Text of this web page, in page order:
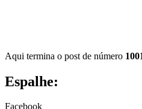
Aqui termina o post de número
Espalhe:
Facebook